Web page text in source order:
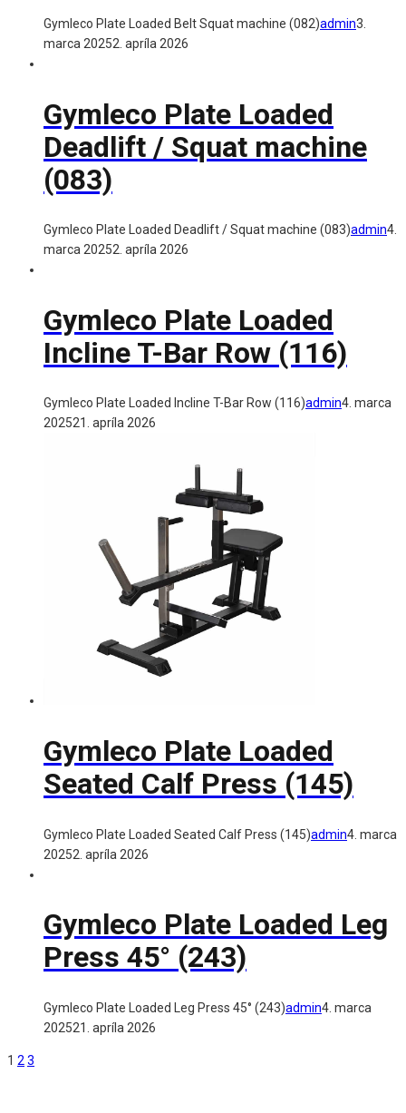
Gymleco Plate Loaded Belt Squat machine (082)admin3.
marca 20252. apríla 2026
Gymleco Plate Loaded
Deadlift / Squat machine
(083)
Gymleco Plate Loaded Deadlift / Squat machine (083)admin4.
marca 20252. apríla 2026
Gymleco Plate Loaded
Incline T-Bar Row (116)
Gymleco Plate Loaded Incline T-Bar Row (116)admin4. marca
202521. apríla 2026
Gymleco Plate Loaded
Seated Calf Press (145)
Gymleco Plate Loaded Seated Calf Press (145)admin4. marca
20252. apríla 2026
Gymleco Plate Loaded Leg
Press 45° (243)
Gymleco Plate Loaded Leg Press 45° (243)admin4. marca
202521. apríla 2026
1 2 3